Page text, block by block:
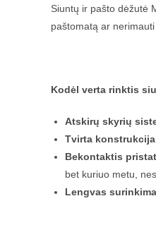
Siuntų ir pašto dėžutė
paštomatą ar
Kodėl verta rinktis
Atskirų skyrių
Tvirta
Bekontaktis
bet kuriuo metu,
Lengvas